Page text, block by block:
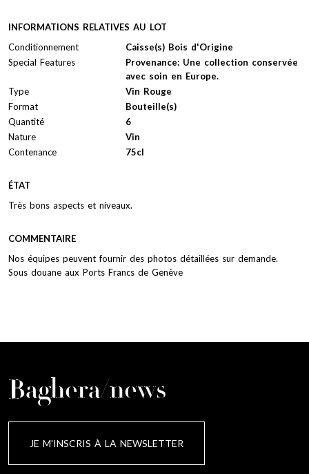
INFORMATIONS RELATIVES AU LOT
Conditionnement
Caisse(s) Bois d'Origine
Special Features
Provenance: Une collection conservée
avec soin en Europe.
Type
Vin Rouge
Format
Bouteille(s)
Quantité
6
Nature
Vin
Contenance
75cl
ÉTAT
Très bons aspects et niveaux.
COMMENTAIRE
Nos équipes peuvent fournir des photos détaillées sur demande.
Sous douane aux Ports Francs de Genève
Baghera/news
JE M'INSCRIS À LA NEWSLETTER